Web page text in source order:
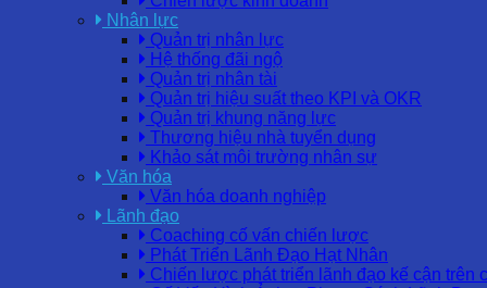
Nhân lực
Quản trị nhân lực
Hệ thống đãi ngộ
Quản trị nhân tài
Quản trị hiệu suất theo KPI và OKR
Quản trị khung năng lực
Thương hiệu nhà tuyển dụng
Khảo sát môi trường nhân sự
Văn hóa
Văn hóa doanh nghiệp
Lãnh đạo
Coaching cố vấn chiến lược
Phát Triển Lãnh Đạo Hạt Nhân
Chiến lược phát triển lãnh đạo kế cận trên